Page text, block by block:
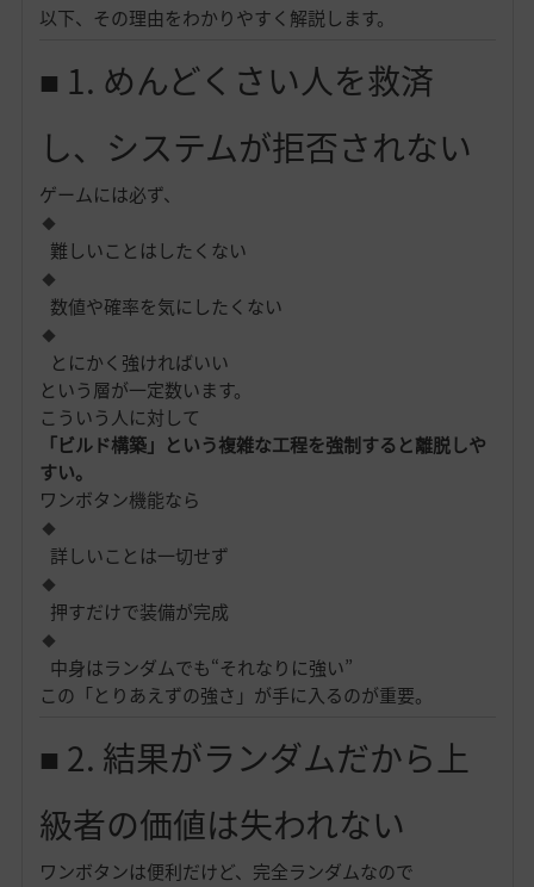
以下、その理由をわかりやすく解説します。
■ 1. めんどくさい人を救済
し、システムが拒否されない
ゲームには必ず、
難しいことはしたくない
数値や確率を気にしたくない
とにかく強ければいい
という層が一定数います。
こういう人に対して
「ビルド構築」という複雑な工程を強制すると離脱しや
すい。
ワンボタン機能なら
詳しいことは一切せず
押すだけで装備が完成
中身はランダムでも“それなりに強い”
この「とりあえずの強さ」が手に入るのが重要。
■ 2. 結果がランダムだから上
級者の価値は失われない
ワンボタンは便利だけど、完全ランダムなので